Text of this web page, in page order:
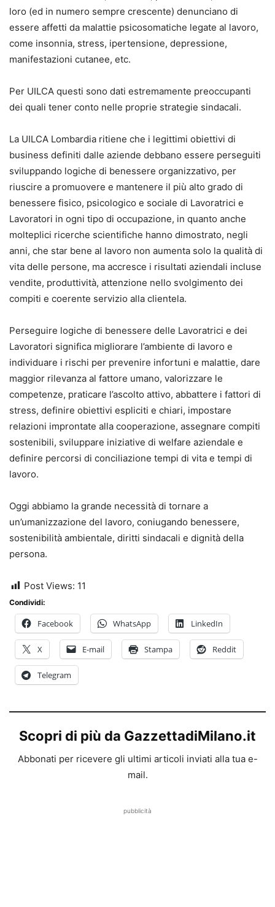
loro (ed in numero sempre crescente) denunciano di
essere affetti da malattie psicosomatiche legate al lavoro,
come insonnia, stress, ipertensione, depressione,
manifestazioni cutanee, etc.
Per UILCA questi sono dati estremamente preoccupanti
dei quali tener conto nelle proprie strategie sindacali.
La UILCA Lombardia ritiene che i legittimi obiettivi di
business definiti dalle aziende debbano essere perseguiti
sviluppando logiche di benessere organizzativo, per
riuscire a promuovere e mantenere il più alto grado di
benessere fisico, psicologico e sociale di Lavoratrici e
Lavoratori in ogni tipo di occupazione, in quanto anche
molteplici ricerche scientifiche hanno dimostrato, negli
anni, che star bene al lavoro non aumenta solo la qualità di
vita delle persone, ma accresce i risultati aziendali incluse
vendite, produttività, attenzione nello svolgimento dei
compiti e coerente servizio alla clientela.
Perseguire logiche di benessere delle Lavoratrici e dei
Lavoratori significa migliorare l’ambiente di lavoro e
individuare i rischi per prevenire infortuni e malattie, dare
maggior rilevanza al fattore umano, valorizzare le
competenze, praticare l’ascolto attivo, abbattere i fattori di
stress, definire obiettivi espliciti e chiari, impostare
relazioni improntate alla cooperazione, assegnare compiti
sostenibili, sviluppare iniziative di welfare aziendale e
definire percorsi di conciliazione tempi di vita e tempi di
lavoro.
Oggi abbiamo la grande necessità di tornare a
un’umanizzazione del lavoro, coniugando benessere,
sostenibilità ambientale, diritti sindacali e dignità della
persona.
Post Views: 11
Condividi:
Facebook WhatsApp LinkedIn
X E-mail Stampa Reddit
Telegram
Scopri di più da GazzettadiMilano.it
Abbonati per ricevere gli ultimi articoli inviati alla tua e-
mail.
pubblicità